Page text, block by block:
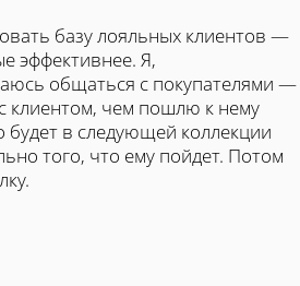
базу лояльных клиентов —
эффективнее. Я,
общаться с покупателями —
клиентом, чем пошлю к нему
будет в следующей коллекции
того, что ему пойдет. Потом